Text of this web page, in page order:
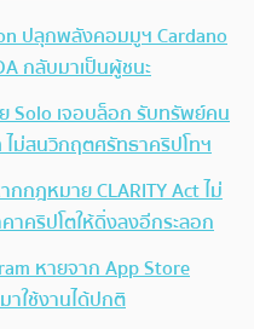
ปลุกพลังคอมมูฯ Cardano
กลับมาเป็นผู้ชนะ
Solo เจอบล็อก รับทรัพย์คน
ไม่สนวิกฤตศรัทธาคริปโทฯ
กฎหมาย CLARITY Act ไม่
คริปโตให้ดิ่งลงอีกระลอก
หายจาก App Store
ใช้งานได้ปกติ